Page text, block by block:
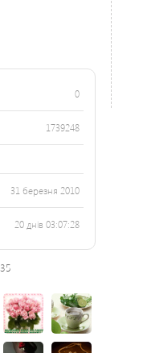
0
1739248
31 березня 2010
20 днів 03:07:28
35